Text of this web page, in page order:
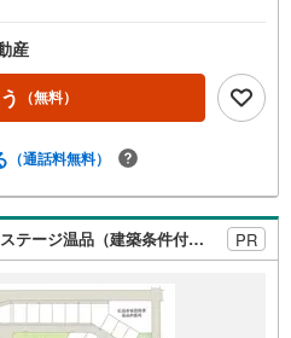
産
（無料）
（通話料無料）
【大和ハウス】プレディアステージ温品（建築条件付宅地分譲） PR